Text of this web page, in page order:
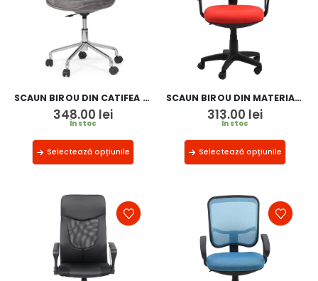
SCAUN BIROU DIN CATIFEA OFF 333
348.00 lei
În stoc
Selectează opțiunile
SCAUN BIROU DIN MATERIAL TEXTIL OFF 326
313.00 lei
În stoc
Selectează opțiunile